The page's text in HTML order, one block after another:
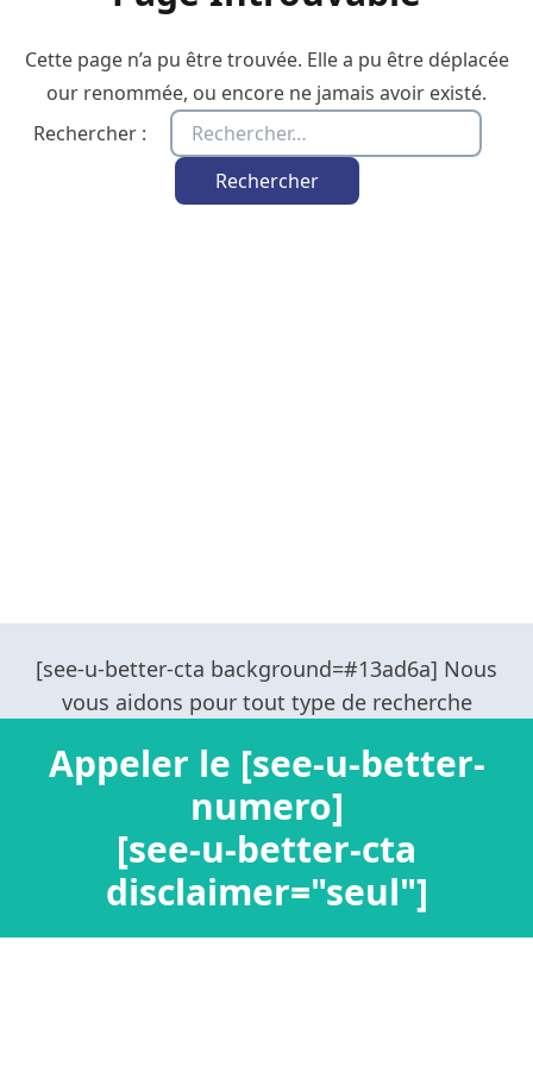
Cette page n’a pu être trouvée. Elle a pu être déplacée
our renommée, ou encore ne jamais avoir existé.
Rechercher :
Appeler le [see-u-better-
numero]
[see-u-better-cta
disclaimer="seul"]